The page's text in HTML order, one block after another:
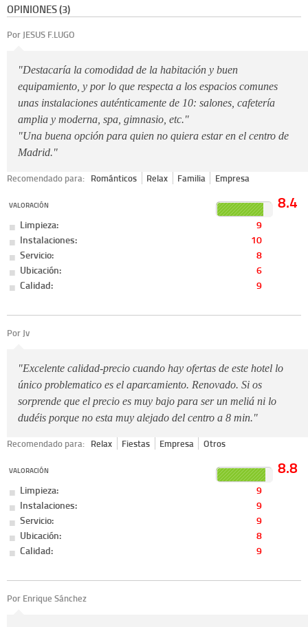
OPINIONES (3)
Por JESUS F.LUGO
"Destacaría la comodidad de la habitación y buen
equipamiento, y por lo que respecta a los espacios comunes
unas instalaciones auténticamente de 10: salones, cafetería
amplia y moderna, spa, gimnasio, etc."
"Una buena opción para quien no quiera estar en el centro de
Madrid."
Recomendado para: Románticos Relax Familia Empresa
VALORACIÓN 8.4
Limpieza:
9
Instalaciones:
10
Servicio:
8
Ubicación:
6
Calidad:
9
Por Jv
"Excelente calidad-precio cuando hay ofertas de este hotel lo
único problematico es el aparcamiento. Renovado. Si os
sorprende que el precio es muy bajo para ser un meliá ni lo
dudéis porque no esta muy alejado del centro a 8 min."
Recomendado para: Relax Fiestas Empresa Otros
VALORACIÓN 8.8
Limpieza:
9
Instalaciones:
9
Servicio:
9
Ubicación:
8
Calidad:
9
Por Enrique Sánchez